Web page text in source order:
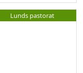
Lunds pastorat